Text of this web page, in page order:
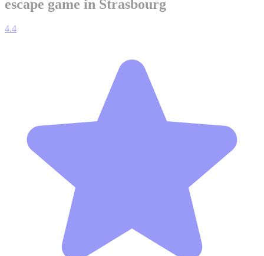
escape game in Strasbourg
4.4